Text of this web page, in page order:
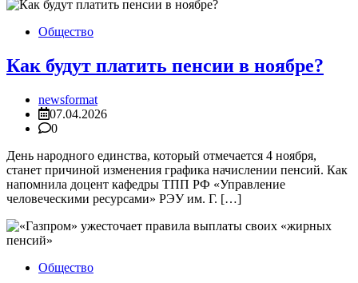
Общество
Как будут платить пенсии в ноябре?
newsformat
07.04.2026
0
День народного единства, который отмечается 4 ноября,
станет причиной изменения графика начислении пенсий. Как
напомнила доцент кафедры ТПП РФ «Управление
человеческими ресурсами» РЭУ им. Г. […]
Общество